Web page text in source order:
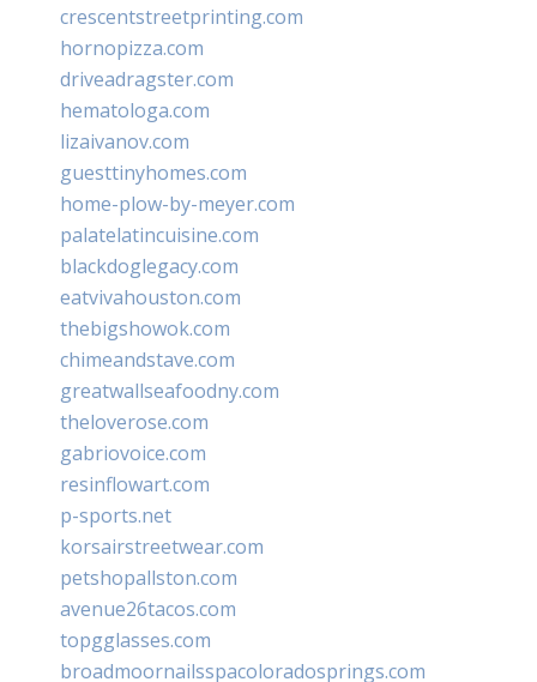
crescentstreetprinting.com
hornopizza.com
driveadragster.com
hematologa.com
lizaivanov.com
guesttinyhomes.com
home-plow-by-meyer.com
palatelatincuisine.com
blackdoglegacy.com
eatvivahouston.com
thebigshowok.com
chimeandstave.com
greatwallseafoodny.com
theloverose.com
gabriovoice.com
resinflowart.com
p-sports.net
korsairstreetwear.com
petshopallston.com
avenue26tacos.com
topgglasses.com
broadmoornailsspacoloradosprings.com